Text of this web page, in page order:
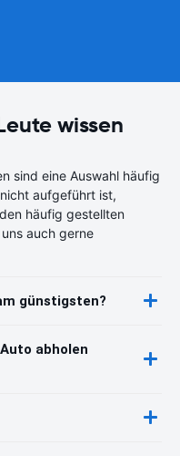
wissen
sind eine Auswahl häufig
aufgeführt ist,
häufig gestellten
auch gerne
günstigsten?
abholen